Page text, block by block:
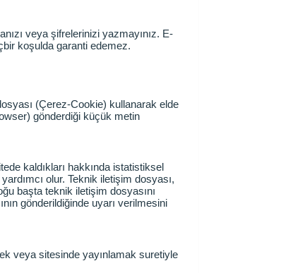
veya şifrelerinizi yazmayınız. E-
koşulda garanti edemez.
(Çerez-Cookie) kullanarak elde
gönderdiği küçük metin
kaldıkları hakkında istatistiksel
olur. Teknik iletişim dosyası,
başta teknik iletişim dosyasını
gönderildiğinde uyarı verilmesini
veya sitesinde yayınlamak suretiyle